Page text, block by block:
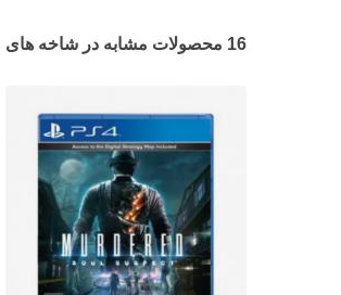
16 محصولات مشابه در شاخه های مختلف: